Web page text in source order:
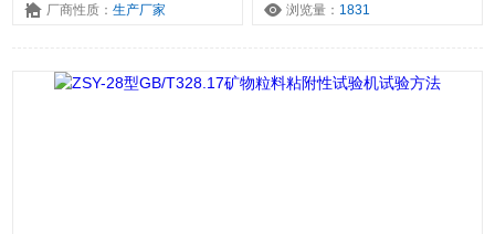
厂商性质：生产厂家 浏览量： 1831